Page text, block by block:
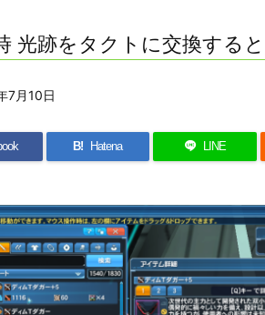
光跡をタクトに交換する
7月10日
B! Hatena LINE